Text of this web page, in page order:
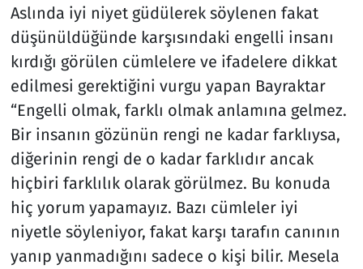
Aslında iyi niyet güdülerek söylenen fakat
düşünüldüğünde karşısındaki engelli insanı
kırdığı görülen cümlelere ve ifadelere dikkat
edilmesi gerektiğini vurgu yapan Bayraktar
“Engelli olmak, farklı olmak anlamına gelmez.
Bir insanın gözünün rengi ne kadar farklıysa,
diğerinin rengi de o kadar farklıdır ancak
hiçbiri farklılık olarak görülmez. Bu konuda
hiç yorum yapamayız. Bazı cümleler iyi
niyetle söyleniyor, fakat karşı tarafın canının
yanıp yanmadığını sadece o kişi bilir. Mesela